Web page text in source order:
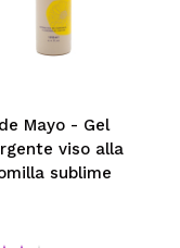
Mayo - Gel
viso alla
sublime